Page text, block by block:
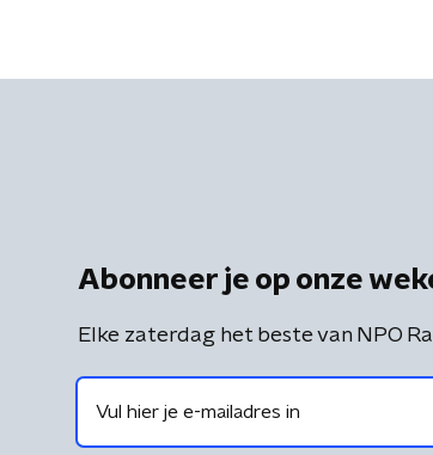
Abonneer je op onze
Elke zaterdag het beste van NPO